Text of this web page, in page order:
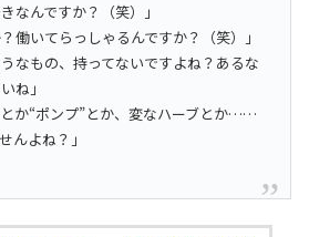
なんですか？（笑）」
働いてらっしゃるんですか？（笑）」
なもの、持ってないですよね？あるな
ね」
とか“ポンプ”とか、変なハーブとか……
んよね？」